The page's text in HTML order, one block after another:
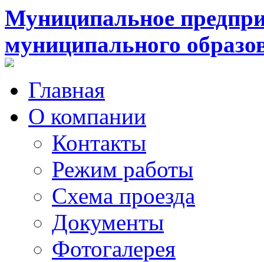
Муниципальное
муниципального
Главная
О компании
Контакты
Режим работы
Схема проезда
Документы
Фотогалерея